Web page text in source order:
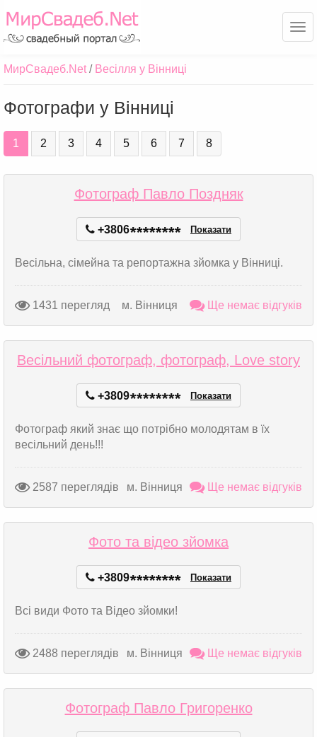
МирСвадеб.Net Весілля у Вінниці
Фотографи у Вінниці
1 2 3 4 5 6 7 8
Фотограф Павло Поздняк
+3806******** Показати
Весільна, сімейна та репортажна зйомка у Вінниці.
1431 перегляд м. Вінниця Ще немає відгуків
Весільний фотограф, фотограф, Love story
+3809******** Показати
Фотограф який знає що потрібно молодятам в їх
весільний день!!!
2587 переглядів м. Вінниця Ще немає відгуків
Фото та відео зйомка
+3809******** Показати
Всі види Фото та Відео зйомки!
2488 переглядів м. Вінниця Ще немає відгуків
Фотограф Павло Григоренко